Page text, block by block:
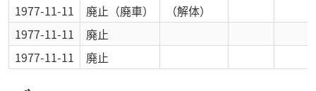
1977-11-11
廃止 （廃車）
（解体）
1977-11-11
廃止
1977-11-11
廃止